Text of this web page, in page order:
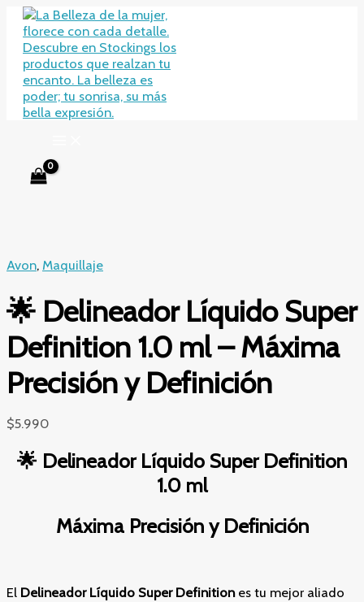
contenido
Avon, Maquillaje
🌟 Delineador Líquido Super
Definition 1.0 ml – Máxima
Precisión y Definición
$5.990
🌟 Delineador Líquido Super Definition
1.0 ml
Máxima Precisión y Definición
El Delineador Líquido Super Definitiones tu mejor aliado